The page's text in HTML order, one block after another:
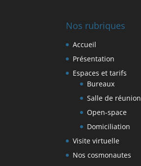
Nos rubriques
Accueil
Présentation
Espaces et tarifs
Bureaux
Salle de réunion
Open-space
Domiciliation
Visite virtuelle
Nos cosmonautes